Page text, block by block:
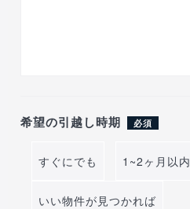
希望の引越し時期 必須
すぐにでも 1~2ヶ月以内
いい物件が見つかれば